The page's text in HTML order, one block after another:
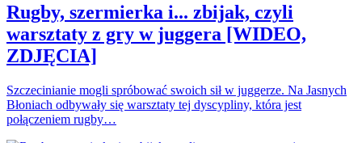
Rugby, szermierka i... zbijak, czyli
warsztaty z gry w juggera [WIDEO,
ZDJĘCIA]
Szczecinianie mogli spróbować swoich sił w juggerze. Na Jasnych
Błoniach odbywały się warsztaty tej dyscypliny, która jest
połączeniem rugby…